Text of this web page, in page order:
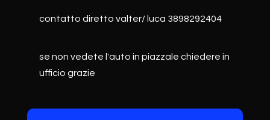
contatto diretto valter/ luca 3898292404
se non vedete l'auto in piazzale chiedere in
ufficio grazie